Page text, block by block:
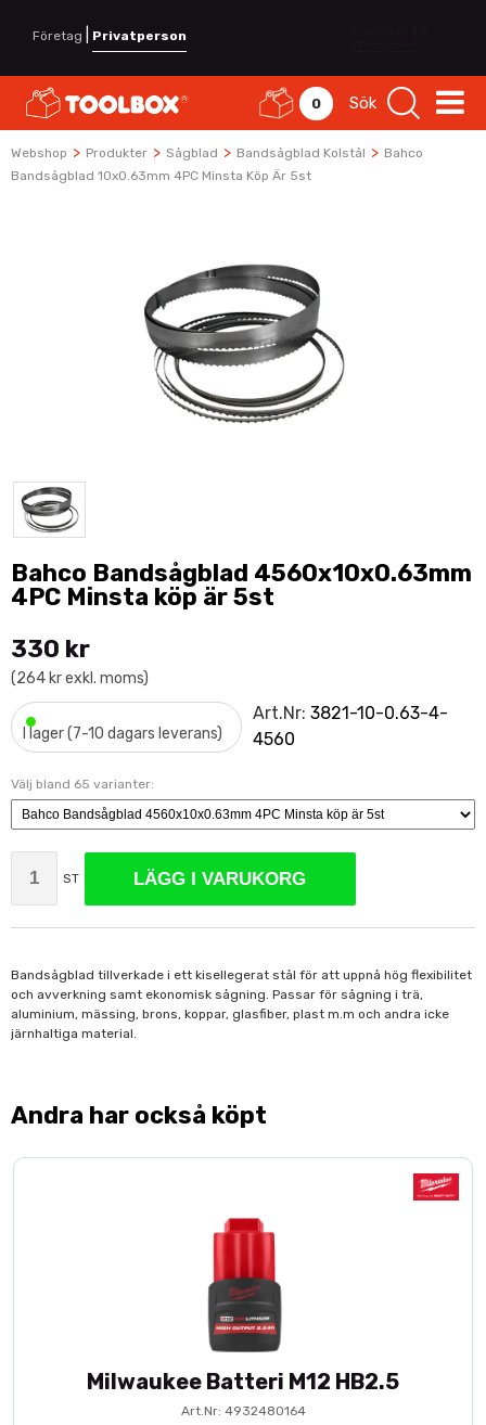
Företag Privatperson
0 Sök
Webshop > Produkter > Sågblad > Bandsågblad Kolstål > Bahco
Bandsågblad 10x0.63mm 4PC Minsta Köp Är 5st
Bahco Bandsågblad 4560x10x0.63mm
4PC Minsta köp är 5st
330 kr
(264 kr exkl. moms)
•I lager (7-10 dagars leverans)
Art.Nr: 3821-10-0.63-4-
4560
Välj bland 65 varianter:
ST LÄGG I VARUKORG
Bandsågblad tillverkade i ett kisellegerat stål för att uppnå hög flexibilitet
och avverkning samt ekonomisk sågning. Passar för sågning i trä,
aluminium, mässing, brons, koppar, glasfiber, plast m.m och andra icke
järnhaltiga material.
Andra har också köpt
Milwaukee Batteri M12 HB2.5
Art.Nr: 4932480164